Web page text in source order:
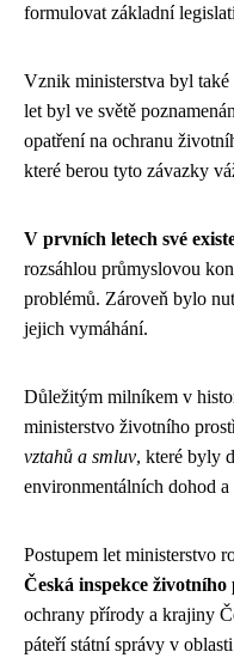
formulovat základní
Vznik ministerstva byl
let byl ve světě
opatření na ochranu
které berou tyto závazky
V prvních letech své
rozsáhlou průmyslovou
problémů. Zároveň bylo
jejich vymáhání.
Důležitým milníkem v
ministerstvo životního
vztahů a smluv, které byly
environmentálních dohod
Postupem let ministerstvo
Česká inspekce
ochrany přírody a krajiny
páteří státní správy v